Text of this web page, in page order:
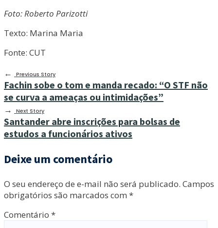
Foto: Roberto Parizotti
Texto: Marina Maria
Fonte: CUT
←
Previous Story
Fachin sobe o tom e manda recado: “O STF não
se curva a ameaças ou intimidações”
→ Next Story
Santander abre inscrições para bolsas de
estudos a funcionários ativos
Deixe um comentário
O seu endereço de e-mail não será publicado. Campos
obrigatórios são marcados com *
Comentário *